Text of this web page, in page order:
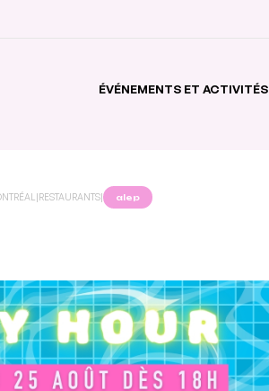
ÉVÉNEMENTS ET ACTIVITÉS
|RESTAURANTS| alep